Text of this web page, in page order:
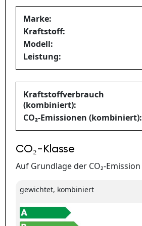
Marke:
Kraftstoff:
Modell:
Leistung:
Kraftstoffverbrauch
(kombiniert):
CO₂-Emissionen (kombiniert):
CO₂-Klasse
Auf Grundlage der CO₂-Emission
gewichtet, kombiniert